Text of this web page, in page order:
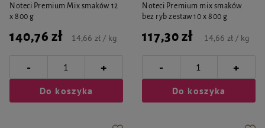
Noteci Premium Mix smaków 12
x 800 g
140,76 zł 14,66 zł / kg
- +
Do koszyka
Noteci Premium mix smaków
bez ryb zestaw 10 x 800 g
117,30 zł 14,66 zł / kg
- +
Do koszyka